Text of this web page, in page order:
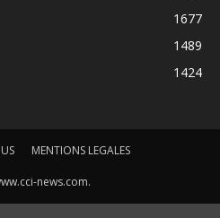
1677
1489
1424
MENTIONS LEGALES
news.com.